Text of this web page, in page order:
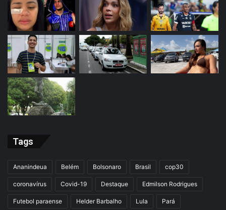
Tags
Ananindeua Belém Bolsonaro Brasil cop30
coronavírus Covid-19 Destaque Edmilson Rodrigues
Futebol paraense Helder Barbalho Lula Pará